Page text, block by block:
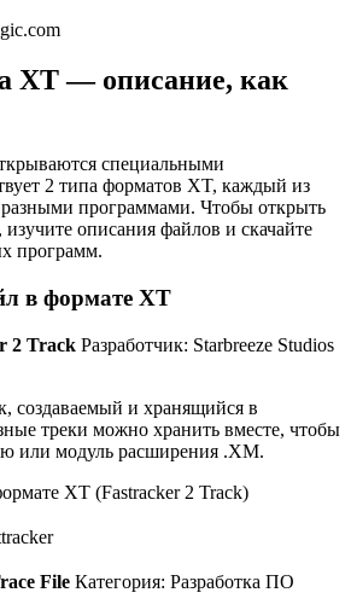
XT — описание, как
специальными
2 типа форматов XT, каждый из
разными программами. Чтобы открыть
описания файлов и скачайте
программ.
в формате XT
2 Track Разработчик: Starbreeze Studios
создаваемый и хранящийся в
треки можно хранить вместе, чтобы
или модуль расширения .XM.
XT (Fastracker 2 Track)
File Категория: Разработка ПО